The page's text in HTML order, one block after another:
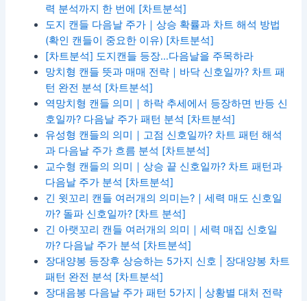
력 분석까지 한 번에 [차트분석]
도지 캔들 다음날 주가｜상승 확률과 차트 해석 방법
(확인 캔들이 중요한 이유) [차트분석]
[차트분석] 도지캔들 등장…다음날을 주목하라
망치형 캔들 뜻과 매매 전략｜바닥 신호일까? 차트 패
턴 완전 분석 [차트분석]
역망치형 캔들 의미｜하락 추세에서 등장하면 반등 신
호일까? 다음날 주가 패턴 분석 [차트분석]
유성형 캔들의 의미｜고점 신호일까? 차트 패턴 해석
과 다음날 주가 흐름 분석 [차트분석]
교수형 캔들의 의미｜상승 끝 신호일까? 차트 패턴과
다음날 주가 분석 [차트분석]
긴 윗꼬리 캔들 여러개의 의미는?｜세력 매도 신호일
까? 돌파 신호일까? [차트 분석]
긴 아랫꼬리 캔들 여러개의 의미｜세력 매집 신호일
까? 다음날 주가 분석 [차트분석]
장대양봉 등장후 상승하는 5가지 신호 | 장대양봉 차트
패턴 완전 분석 [차트분석]
장대음봉 다음날 주가 패턴 5가지 | 상황별 대처 전략